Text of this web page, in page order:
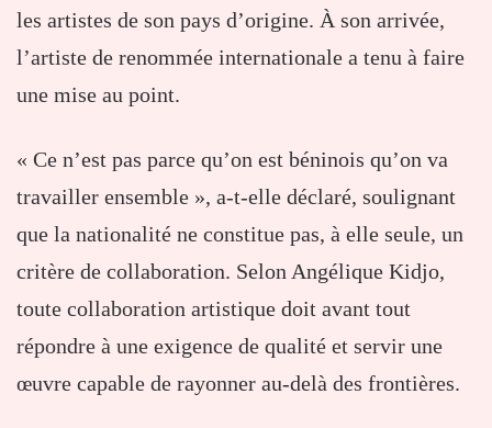
les artistes de son pays d’origine. À son arrivée,
l’artiste de renommée internationale a tenu à faire
une mise au point.
« Ce n’est pas parce qu’on est béninois qu’on va
travailler ensemble », a-t-elle déclaré, soulignant
que la nationalité ne constitue pas, à elle seule, un
critère de collaboration. Selon Angélique Kidjo,
toute collaboration artistique doit avant tout
répondre à une exigence de qualité et servir une
œuvre capable de rayonner au-delà des frontières.